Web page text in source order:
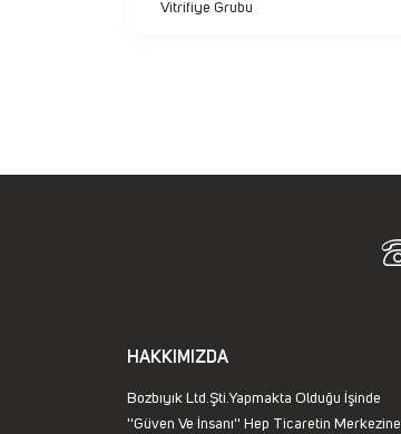
Vitrifiye Grubu
HAKKIMIZDA
Bozbıyık Ltd.Şti.Yapmakta Olduğu İşinde
''Güven Ve İnsanı'' Hep Ticaretin Merkezine